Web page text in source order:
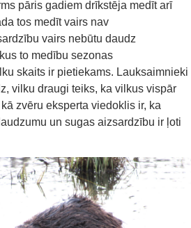
pāris gadiem drīkstēja medīt arī
tos medīt vairs nav
vairs nebūtu daudz
to medību sezonas
skaits ir pietiekams. Lauksaimnieki
vilku draugi teiks, ka vilkus vispār
zvēru eksperta viedoklis ir, ka
un sugas aizsardzību ir ļoti